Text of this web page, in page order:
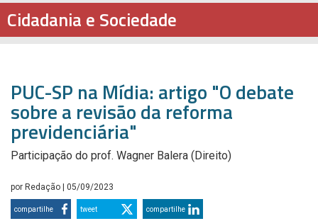
Cidadania e Sociedade
PUC-SP na Mídia: artigo "O debate
sobre a revisão da reforma
previdenciária"
Participação do prof. Wagner Balera (Direito)
por Redação | 05/09/2023
compartilhe tweet compartilhe